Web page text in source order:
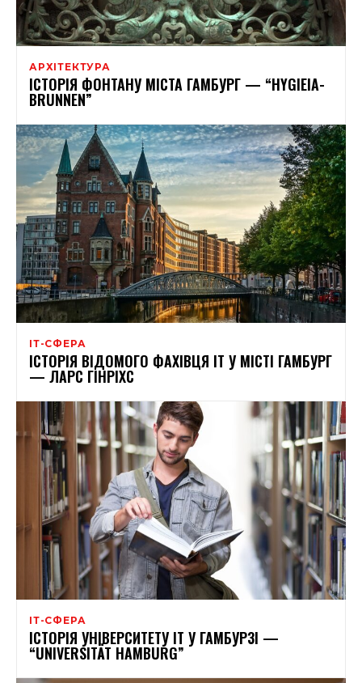
АРХІТЕКТУРА
ІСТОРІЯ ФОНТАНУ МІСТА ГАМБУРГ — “HYGIEIA-
BRUNNEN”
ІТ-СФЕРА
ІСТОРІЯ ВІДОМОГО ФАХІВЦЯ IT У МІСТІ ГАМБУРГ
— ЛАРС ГІНРІХС
ІТ-СФЕРА
ІСТОРІЯ УНІВЕРСИТЕТУ IT У ГАМБУРЗІ —
“UNIVERSITÄT HAMBURG”